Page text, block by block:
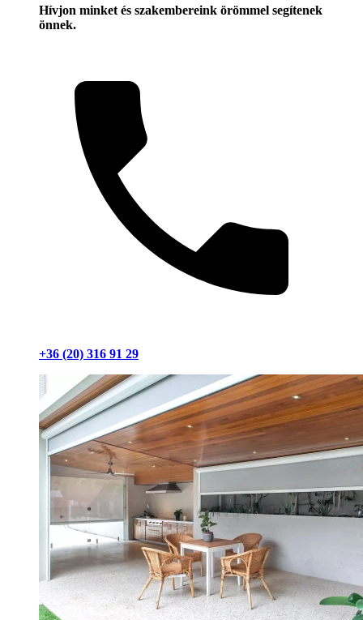
Hívjon minket és szakembereink örömmel segítenek
önnek.
+36 (20) 316 91 29